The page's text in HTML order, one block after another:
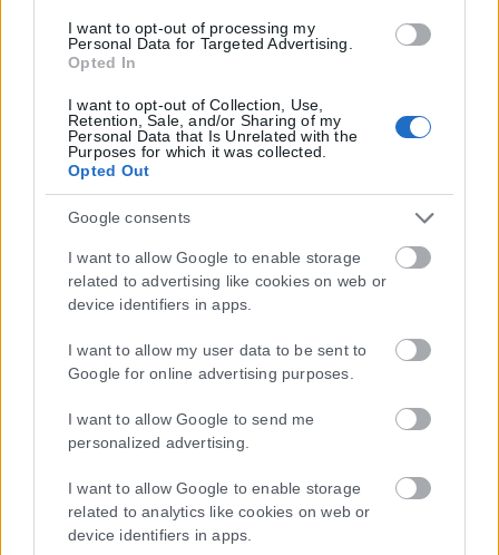
I want to opt-out of processing my
Personal Data for Targeted Advertising.
Opted In
I want to opt-out of Collection, Use,
Retention, Sale, and/or Sharing of my
Personal Data that Is Unrelated with the
Purposes for which it was collected.
Opted Out
Google consents
I want to allow Google to enable storage
related to advertising like cookies on web or
device identifiers in apps.
I want to allow my user data to be sent to
Google for online advertising purposes.
I want to allow Google to send me
personalized advertising.
I want to allow Google to enable storage
related to analytics like cookies on web or
device identifiers in apps.
Η εταιρεία με την επωνυμία “POLITICAL MEDIA GROUP A.E.” και κατ’
επέκταση η ιστοσελίδα που κατέχει αυτή “www.karfitsa.gr”